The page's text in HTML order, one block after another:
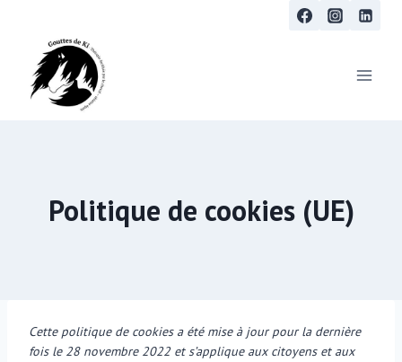
contenu
Politique de cookies (UE)
Cette politique de cookies a été mise à jour pour la dernière
fois le 28 novembre 2022 et s’applique aux citoyens et aux